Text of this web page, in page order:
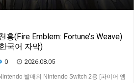
홍(Fire Emblem: Fortune’s Weave)
국어 자막)
0 2026.08.05
발매의 Nintendo Switch 2용 [파이어 엠